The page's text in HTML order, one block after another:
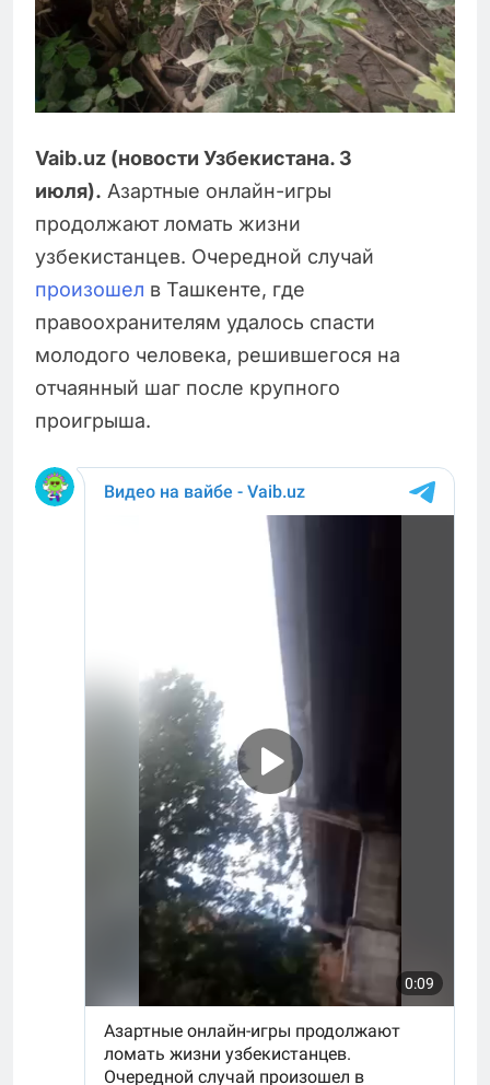
Vaib.uz (новости Узбекистана. 3
июля). Азартные онлайн-игры
продолжают ломать жизни
узбекистанцев. Очередной случай
произошел в Ташкенте, где
правоохранителям удалось спасти
молодого человека, решившегося на
отчаянный шаг после крупного
проигрыша.